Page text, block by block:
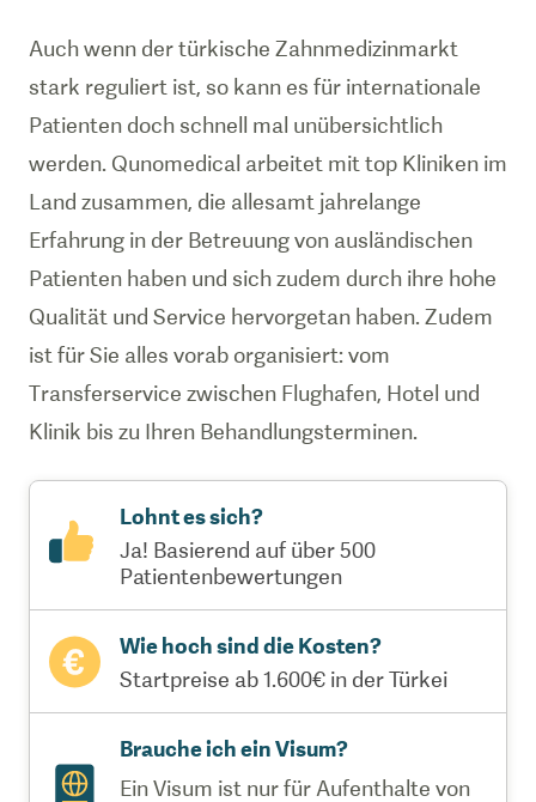
Auch wenn der türkische Zahnmedizinmarkt
stark reguliert ist, so kann es für internationale
Patienten doch schnell mal unübersichtlich
werden. Qunomedical arbeitet mit top Kliniken im
Land zusammen, die allesamt jahrelange
Erfahrung in der Betreuung von ausländischen
Patienten haben und sich zudem durch ihre hohe
Qualität und Service hervorgetan haben. Zudem
ist für Sie alles vorab organisiert: vom
Transferservice zwischen Flughafen, Hotel und
Klinik bis zu Ihren Behandlungsterminen.
Lohnt es sich?
Ja! Basierend auf über 500
Patientenbewertungen
Wie hoch sind die Kosten?
Startpreise ab 1.600€ in der Türkei
Brauche ich ein Visum?
Ein Visum ist nur für Aufenthalte von